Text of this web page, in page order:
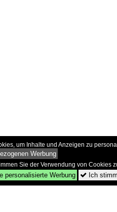
um Inhalte und Anzeigen zu
Werbung
Sie der Verwendung von Cookies
personalisierte Werbung  Ich